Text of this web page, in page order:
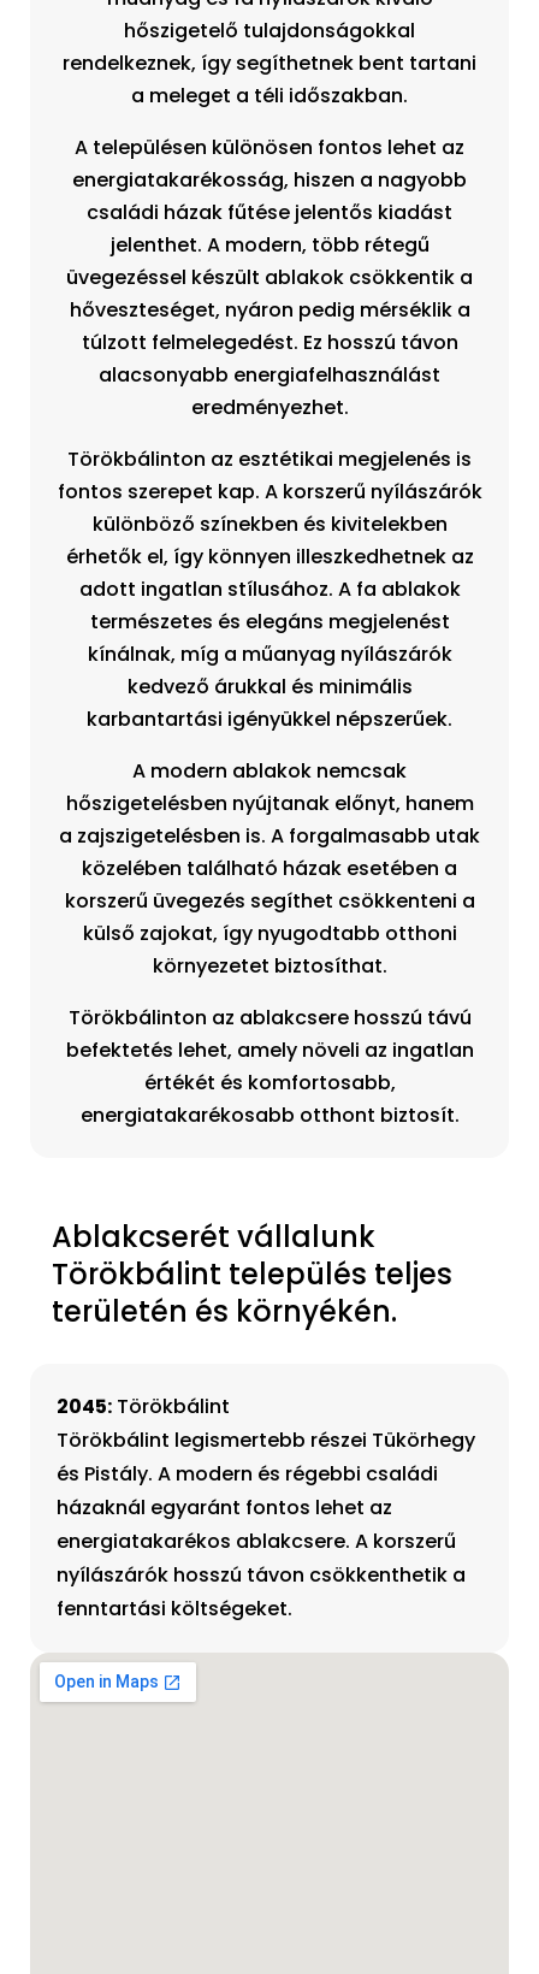
hőszigetelő tulajdonságokkal
rendelkeznek, így segíthetnek bent tartani
a meleget a téli időszakban.
A településen különösen fontos lehet az
energiatakarékosság, hiszen a nagyobb
családi házak fűtése jelentős kiadást
jelenthet. A modern, több rétegű
üvegezéssel készült ablakok csökkentik a
hőveszteséget, nyáron pedig mérséklik a
túlzott felmelegedést. Ez hosszú távon
alacsonyabb energiafelhasználást
eredményezhet.
Törökbálinton az esztétikai megjelenés is
fontos szerepet kap. A korszerű nyílászárók
különböző színekben és kivitelekben
érhetők el, így könnyen illeszkedhetnek az
adott ingatlan stílusához. A fa ablakok
természetes és elegáns megjelenést
kínálnak, míg a műanyag nyílászárók
kedvező árukkal és minimális
karbantartási igényükkel népszerűek.
A modern ablakok nemcsak
hőszigetelésben nyújtanak előnyt, hanem
a zajszigetelésben is. A forgalmasabb utak
közelében található házak esetében a
korszerű üvegezés segíthet csökkenteni a
külső zajokat, így nyugodtabb otthoni
környezetet biztosíthat.
Törökbálinton az ablakcsere hosszú távú
befektetés lehet, amely növeli az ingatlan
értékét és komfortosabb,
energiatakarékosabb otthont biztosít.
Ablakcserét vállalunk
Törökbálint település teljes
területén és környékén.
2045: Törökbálint
Törökbálint legismertebb részei Tükörhegy
és Pistály. A modern és régebbi családi
házaknál egyaránt fontos lehet az
energiatakarékos ablakcsere. A korszerű
nyílászárók hosszú távon csökkenthetik a
fenntartási költségeket.